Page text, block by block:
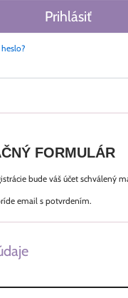
Prihlásiť
FORMULÁR
bude váš účet schválený
email s potvrdením.